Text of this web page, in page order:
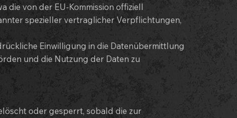
die von der EU-Kommission offiziell
spezieller vertraglicher Verpflichtungen,
Einwilligung in die Datenübermittlung
und die Nutzung der Daten zu
oder gesperrt, sobald die zur